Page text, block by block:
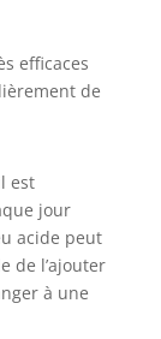
efficaces
de
est
jour
acide peut
de l’ajouter
à une